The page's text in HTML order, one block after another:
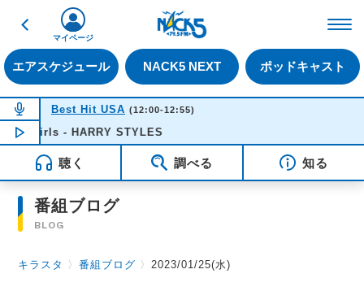
戻る
エアスケジュール NACK5 NEXT ポッドキャスト
マイページ
NOW ON AIR
Best Hit USA (12:00-12:55)
NOW PLAYING12:12
Girls - HARRY STYLES
聴く 調べる 知る
番組ブログ
BLOG
キラスタ 〉番組ブログ 〉2023/01/25(水)